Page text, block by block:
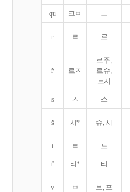
qu 크ㅂ ㅡ
r ㄹ 르
ř 르ㅈ
르주,
르슈,
르시
s ㅅ 스
š 시* 슈, 시
t ㅌ 트
t' 티* 티
v ㅂ 브, 프